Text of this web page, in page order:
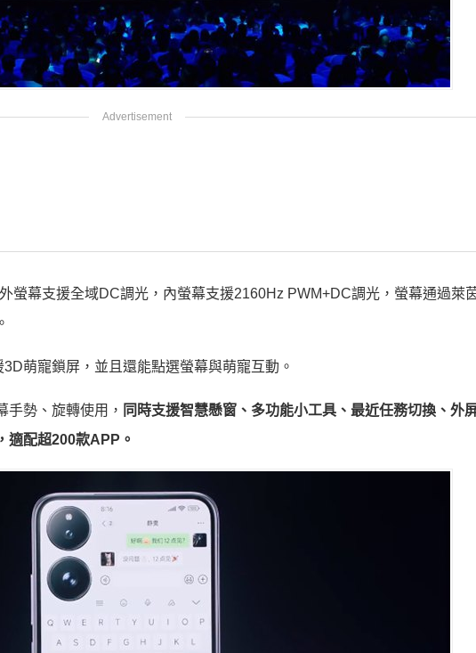
螢幕支援全域DC調光，內螢幕支援2160Hz PWM+DC調光，螢幕通過萊
萌寵鎖屏，並且還能點選螢幕與萌寵互動。
手勢、旋轉使用， 同時支援智慧懸窗、多功能小工具、最近任務切換、外
適配超200款APP。